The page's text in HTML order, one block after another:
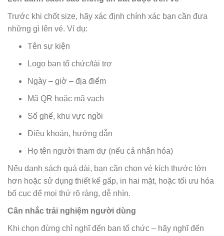
Trước khi chốt size, hãy xác định chính xác bạn cần đưa
những gì lên vé. Ví dụ:
Tên sự kiện
Logo ban tổ chức/tài trợ
Ngày – giờ – địa điểm
Mã QR hoặc mã vạch
Số ghế, khu vực ngồi
Điều khoản, hướng dẫn
Họ tên người tham dự (nếu cá nhân hóa)
Nếu danh sách quá dài, bạn cần chọn vé kích thước lớn
hơn hoặc sử dụng thiết kế gấp, in hai mặt, hoặc tối ưu hóa
bố cục để mọi thứ rõ ràng, dễ nhìn.
Cân nhắc trải nghiệm người dùng
Khi chọn đừng chỉ nghĩ đến ban tổ chức – hãy nghĩ đến